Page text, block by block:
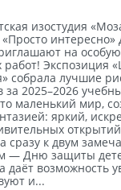
изостудия
«Просто
на
работ! Экспозиция
собрала лучшие
за 2025–2026
маленький мир,
яркий,
сразу к двум
— Дню защиты
даёт возможность
и...